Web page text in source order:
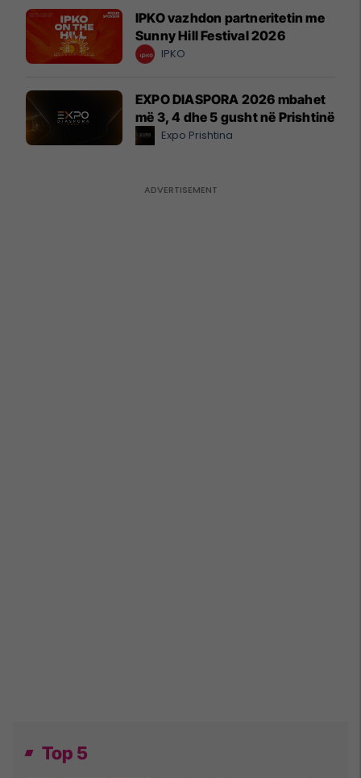
IPKO vazhdon partneritetin me
Sunny Hill Festival 2026
IPKO
EXPO DIASPORA 2026 mbahet
më 3, 4 dhe 5 gusht në Prishtinë
Expo Prishtina
Top 5